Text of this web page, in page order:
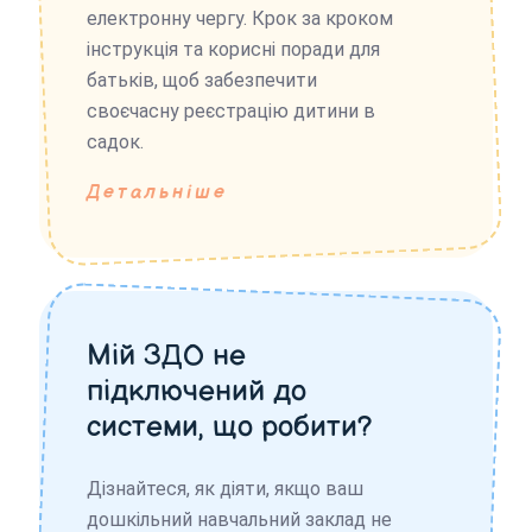
електронну чергу. Крок за кроком
інструкція та корисні поради для
батьків, щоб забезпечити
своєчасну реєстрацію дитини в
садок.
Детальніше
Мій ЗДО не
підключений до
системи, що робити?
Дізнайтеся, як діяти, якщо ваш
дошкільний навчальний заклад не